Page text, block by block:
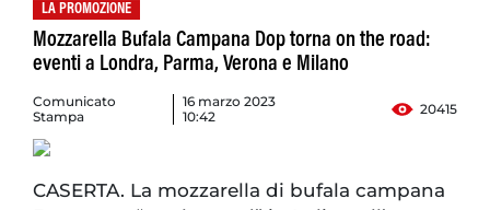
LA PROMOZIONE
Mozzarella Bufala Campana Dop torna on the road:
eventi a Londra, Parma, Verona e Milano
Comunicato
Stampa
16 marzo 2023
10:42
20415
CASERTA. La mozzarella di bufala campana